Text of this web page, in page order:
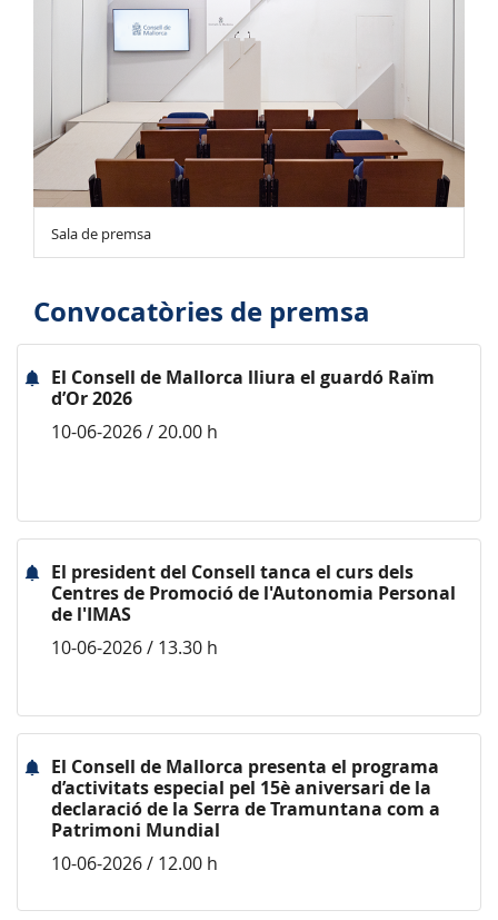
Sala de premsa
Convocatòries de premsa
El Consell de Mallorca lliura el guardó Raïm
d’Or 2026
10-06-2026 / 20.00 h
El president del Consell tanca el curs dels
Centres de Promoció de l'Autonomia Personal
de l'IMAS
10-06-2026 / 13.30 h
El Consell de Mallorca presenta el programa
d’activitats especial pel 15è aniversari de la
declaració de la Serra de Tramuntana com a
Patrimoni Mundial
10-06-2026 / 12.00 h